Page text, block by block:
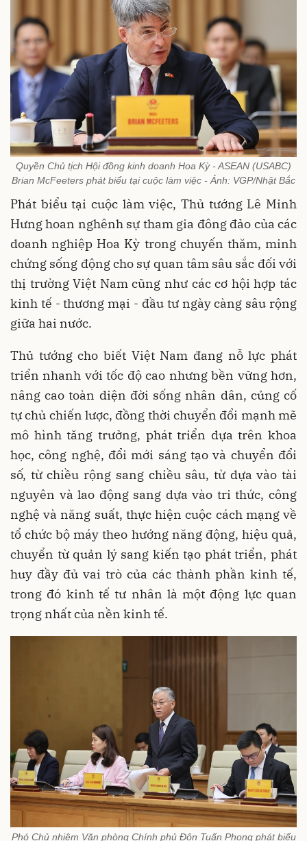
Quyền Chủ tịch Hội đồng kinh doanh Hoa Kỳ - ASEAN (USABC)
Brian McFeeters phát biểu tại cuộc làm việc - Ảnh: VGP/Nhật Bắc
Phát biểu tại cuộc làm việc, Thủ tướng Lê Minh
Hưng hoan nghênh sự tham gia đông đảo của các
doanh nghiệp Hoa Kỳ trong chuyến thăm, minh
chứng sống động cho sự quan tâm sâu sắc đối với
thị trường Việt Nam cũng như các cơ hội hợp tác
kinh tế - thương mại - đầu tư ngày càng sâu rộng
giữa hai nước.
Thủ tướng cho biết Việt Nam đang nỗ lực phát
triển nhanh với tốc độ cao nhưng bền vững hơn,
nâng cao toàn diện đời sống nhân dân, củng cố
tự chủ chiến lược, đồng thời chuyển đổi mạnh mẽ
mô hình tăng trưởng, phát triển dựa trên khoa
học, công nghệ, đổi mới sáng tạo và chuyển đổi
số, từ chiều rộng sang chiều sâu, từ dựa vào tài
nguyên và lao động sang dựa vào tri thức, công
nghệ và năng suất, thực hiện cuộc cách mạng về
tổ chức bộ máy theo hướng năng động, hiệu quả,
chuyển từ quản lý sang kiến tạo phát triển, phát
huy đầy đủ vai trò của các thành phần kinh tế,
trong đó kinh tế tư nhân là một động lực quan
trọng nhất của nền kinh tế.
Phó Chủ nhiệm Văn phòng Chính phủ Đôn Tuấn Phong phát biểu